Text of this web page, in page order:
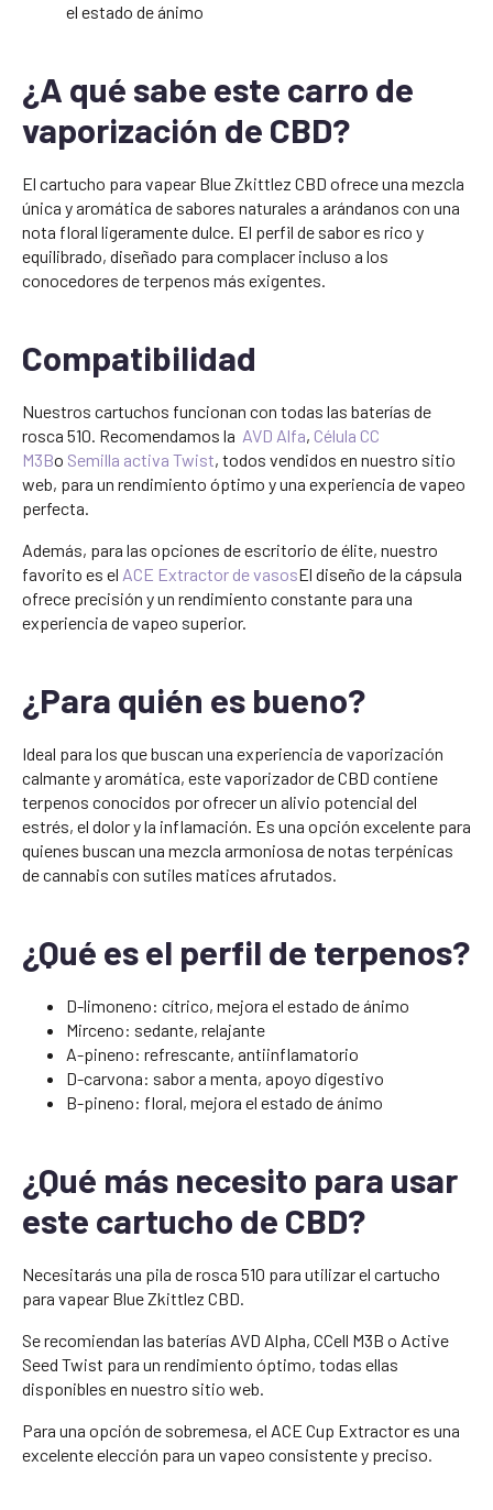
el estado de ánimo
¿A qué sabe este carro de
vaporización de CBD?
El cartucho para vapear Blue Zkittlez CBD ofrece una mezcla
única y aromática de sabores naturales a arándanos con una
nota floral ligeramente dulce. El perfil de sabor es rico y
equilibrado, diseñado para complacer incluso a los
conocedores de terpenos más exigentes.
Compatibilidad
Nuestros cartuchos funcionan con todas las baterías de
rosca 510. Recomendamos la AVD Alfa, Célula CC
M3Bo Semilla activa Twist, todos vendidos en nuestro sitio
web, para un rendimiento óptimo y una experiencia de vapeo
perfecta.
Además, para las opciones de escritorio de élite, nuestro
favorito es el ACE Extractor de vasosEl diseño de la cápsula
ofrece precisión y un rendimiento constante para una
experiencia de vapeo superior.
¿Para quién es bueno?
Ideal para los que buscan una experiencia de vaporización
calmante y aromática, este vaporizador de CBD contiene
terpenos conocidos por ofrecer un alivio potencial del
estrés, el dolor y la inflamación. Es una opción excelente para
quienes buscan una mezcla armoniosa de notas terpénicas
de cannabis con sutiles matices afrutados.
¿Qué es el perfil de terpenos?
D-limoneno: cítrico, mejora el estado de ánimo
Mirceno: sedante, relajante
A-pineno: refrescante, antiinflamatorio
D-carvona: sabor a menta, apoyo digestivo
B-pineno: floral, mejora el estado de ánimo
¿Qué más necesito para usar
este cartucho de CBD?
Necesitarás una pila de rosca 510 para utilizar el cartucho
para vapear Blue Zkittlez CBD.
Se recomiendan las baterías AVD Alpha, CCell M3B o Active
Seed Twist para un rendimiento óptimo, todas ellas
disponibles en nuestro sitio web.
Para una opción de sobremesa, el ACE Cup Extractor es una
excelente elección para un vapeo consistente y preciso.